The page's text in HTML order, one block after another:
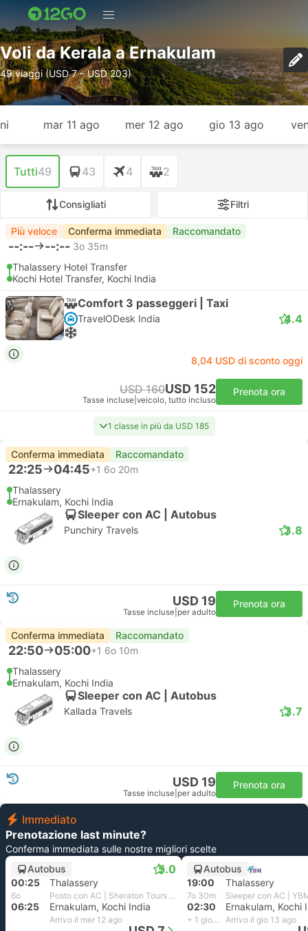
Voli da Kerala a Ernakulam
49 viaggi (USD 7 – USD 203)
mar 11 ago mer 12 ago gio 13 ago
Tutti49 43 4 2
Consigliati Filtri
Più veloce Conferma immediata Raccomandato
--:-- --:-- 3o 35m
Thalassery Hotel Transfer
Kochi Hotel Transfer, Kochi India
Comfort 3 passeggeri | Taxi
TravelODesk India 4.4
8,04 USD di sconto oggi
USD 160USD 152
Tasse incluse veicolo, tutto incluso
Prenota ora
1 classe in più da USD 185
Conferma immediata Raccomandato
22:25 04:45+1 6o 20m
Thalassery
Ernakulam, Kochi India
Sleeper con AC | Autobus
Punchiry Travels 3.8
USD 19
Tasse incluse per adulto
Prenota ora
Conferma immediata Raccomandato
22:50 05:00+1 6o 10m
Thalassery
Ernakulam, Kochi India
Sleeper con AC | Autobus
Kallada Travels 3.7
USD 19
Tasse incluse per adulto
Prenota ora
Immediato
Prenotazione last minute?
Conferma immediata sulle nostre migliori scelte
Autobus
5.0
00:25 Thalassery
6o Posto con AC | Sheraton Tours And Travels
06:25 Ernakulam, Kochi India
Arrivo il mer 12 ago
Autobus
19:00
Thalassery
7o 30m Sleeper con AC |
02:30 Ernakulam, Kochi
+ 1 giorno Arrivo il gio 13 ago